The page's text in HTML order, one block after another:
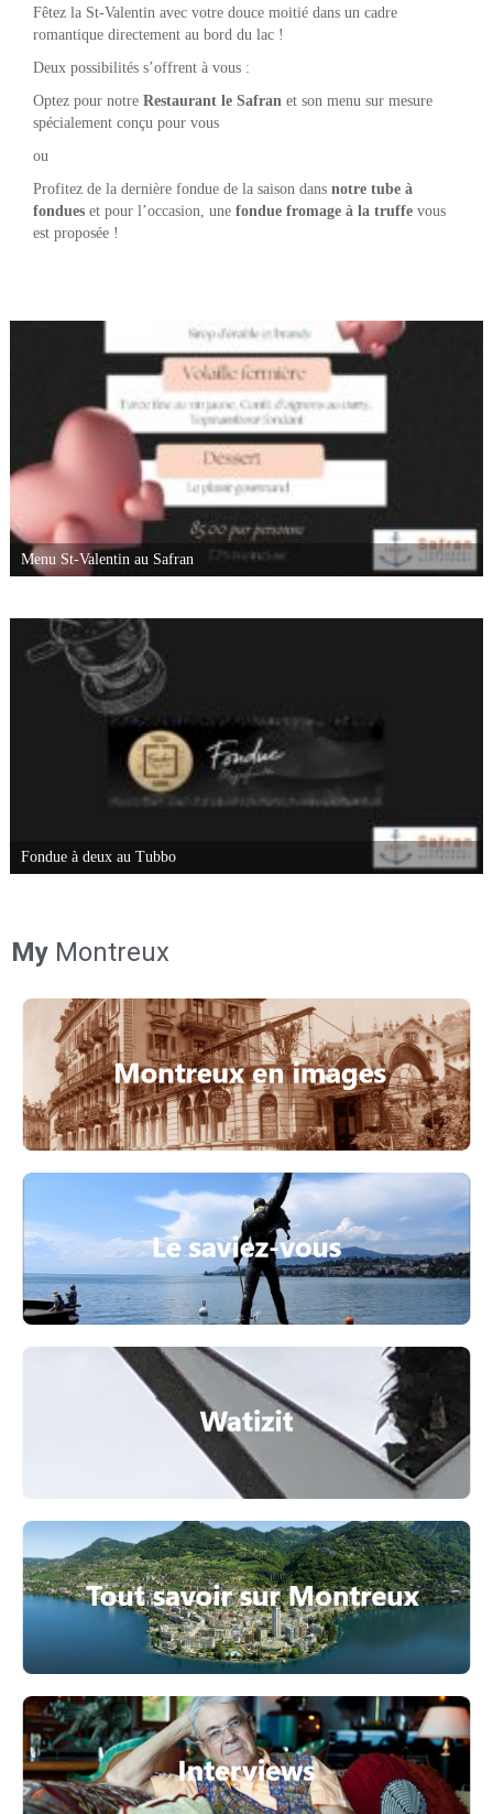
Fêtez la St-Valentin avec votre douce moitié dans un cadre
romantique directement au bord du lac !
Deux possibilités s’offrent à vous :
Optez pour notre Restaurant le Safran et son menu sur mesure
spécialement conçu pour vous
ou
Profitez de la dernière fondue de la saison dans notre tube à
fondues et pour l’occasion, une fondue fromage à la truffe vous
est proposée !
Menu St-Valentin au Safran
Fondue à deux au Tubbo
My Montreux